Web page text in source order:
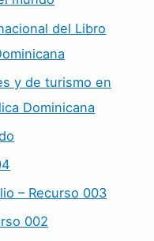
del Libro
y de turismo en
Dominicana
– Recurso 003
002